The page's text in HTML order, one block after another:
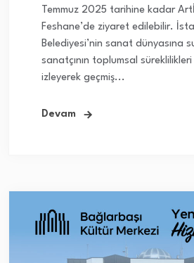
Temmuz 2025 tarihine kadar
Feshane’de ziyaret edilebilir.
Belediyesi’nin sanat dünyasına
sanatçının toplumsal süreklilikleri
izleyerek geçmiş...
Devam